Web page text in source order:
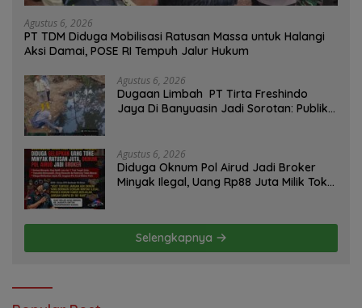
Agustus 6, 2026
PT TDM Diduga Mobilisasi Ratusan Massa untuk Halangi
Aksi Damai, POSE RI Tempuh Jalur Hukum
Agustus 6, 2026
Dugaan Limbah PT Tirta Freshindo
Jaya Di Banyuasin Jadi Sorotan: Publik
Agustus 6, 2026
Diduga Oknum Pol Airud Jadi Broker
Minyak Ilegal, Uang Rp88 Juta Milik Toke
Selengkapnya